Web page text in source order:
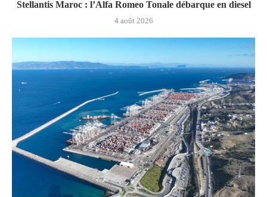
Stellantis Maroc : l’Alfa Romeo Tonale débarque en diesel
4 août 2026